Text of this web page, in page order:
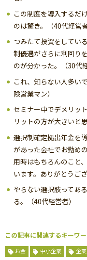
この制度を導入するだ
のは驚き。（40代経営者
つみたて投資をしてい
制優遇がさらに利回り
のが分かった。（30代
これ、知らない人多い
険営業マン）
セミナー中でデメリッ
リットの方が大きいと
選択制確定拠出年金を
があった会社でお勤め
用時はもちろんのこと
います。ありがとうご
やらない選択肢ってあ
る。（40代経営者）
この記事に関連するキーワ
お金 中小企業 企